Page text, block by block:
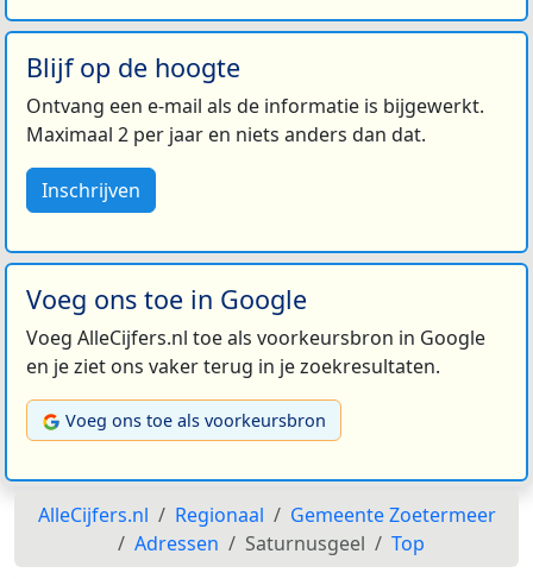
Blijf op de hoogte
Ontvang een e-mail als de informatie is bijgewerkt.
Maximaal 2 per jaar en niets anders dan dat.
Inschrijven
Voeg ons toe in Google
Voeg AlleCijfers.nl toe als voorkeursbron in Google
en je ziet ons vaker terug in je zoekresultaten.
Voeg ons toe als voorkeursbron
AlleCijfers.nl Regionaal
Gemeente Zoetermeer
Adressen
Saturnusgeel Top